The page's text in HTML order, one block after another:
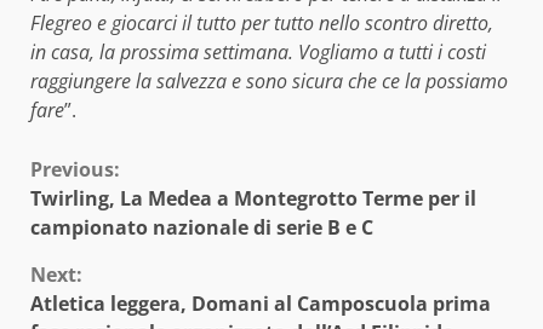
Flegreo e giocarci il tutto per tutto nello scontro diretto,
in casa, la prossima settimana. Vogliamo a tutti i costi
raggiungere la salvezza e sono sicura che ce la possiamo
fare”.
Continue
Reading
Previous:
Twirling, La Medea a Montegrotto Terme per il
campionato nazionale di serie B e C
Next:
Atletica leggera, Domani al Camposcuola prima